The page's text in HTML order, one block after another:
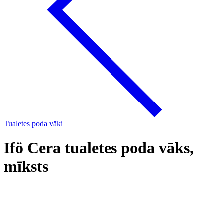
Tualetes poda vāki
Ifö Cera tualetes poda vāks,
mīksts